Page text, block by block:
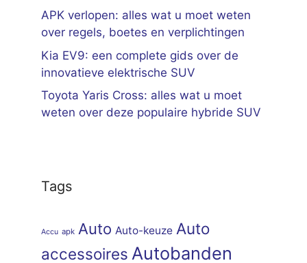
APK verlopen: alles wat u moet weten
over regels, boetes en verplichtingen
Kia EV9: een complete gids over de
innovatieve elektrische SUV
Toyota Yaris Cross: alles wat u moet
weten over deze populaire hybride SUV
Tags
Accu apk Auto Auto-keuze Auto
accessoires Autobanden